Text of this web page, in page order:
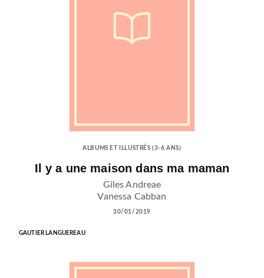
ALBUMS ET ILLUSTRÉS (3-6 ANS)
Il y a une maison dans ma maman
Giles Andreae
Vanessa Cabban
30/01/2019
GAUTIER LANGUEREAU